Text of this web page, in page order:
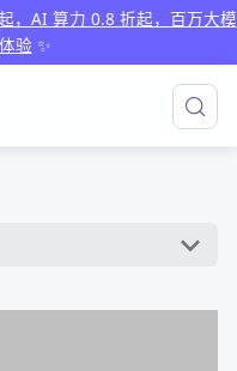
，AI 算力 0.8 折起，百万大模
验 ✨